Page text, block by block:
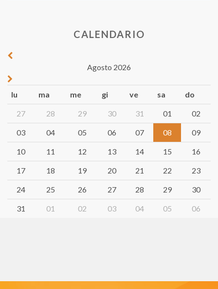
CALENDARIO
Agosto 2026
lu ma me gi ve sa do
27 28 29 30 31 01 02
03 04 05 06 07 08 09
10 11 12 13 14 15 16
17 18 19 20 21 22 23
24 25 26 27 28 29 30
31 01 02 03 04 05 06